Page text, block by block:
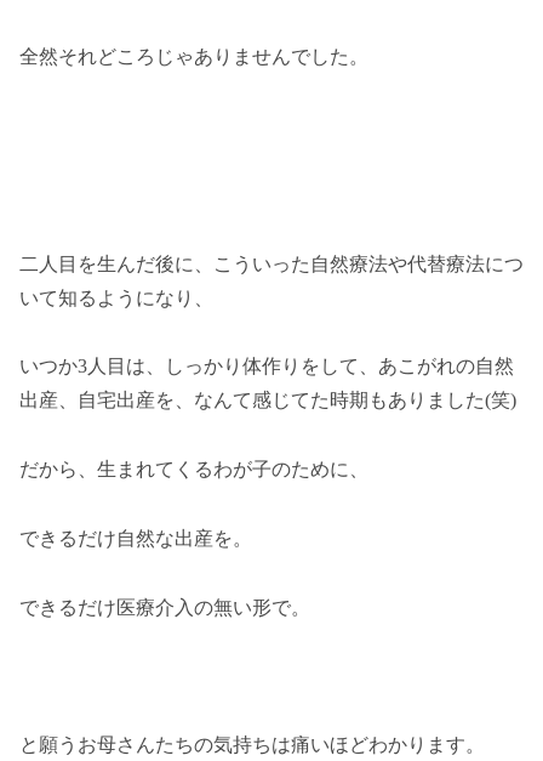
全然それどころじゃありませんでした。
二人目を生んだ後に、こういった自然療法や代替療法につ
いて知るようになり、
いつか3人目は、しっかり体作りをして、あこがれの自然
出産、自宅出産を、なんて感じてた時期もありました(笑)
だから、生まれてくるわが子のために、
できるだけ自然な出産を。
できるだけ医療介入の無い形で。
と願うお母さんたちの気持ちは痛いほどわかります。